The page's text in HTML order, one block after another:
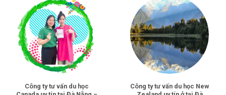
Công ty tư vấn du học
Công ty tư vấn du học New